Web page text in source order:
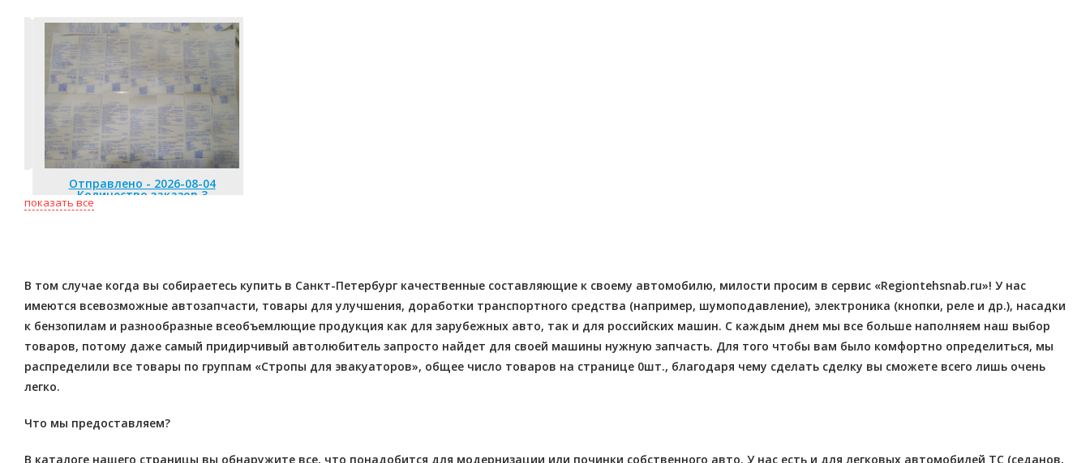
Отправлено - 2026-08-04
Количество заказов 3
показать все
В том случае когда вы собираетесь купить в Санкт-Петербург качественные составляющие к своему автомобилю, милости просим в сервис «Regiontehsnab.ru»! У нас
имеются всевозможные автозапчасти, товары для улучшения, доработки транспортного средства (например, шумоподавление), электроника (кнопки, реле и др.), насадки
к бензопилам и разнообразные всеобъемлющие продукция как для зарубежных авто, так и для российских машин. С каждым днем мы все больше наполняем наш выбор
товаров, потому даже самый придирчивый автолюбитель запросто найдет для своей машины нужную запчасть. Для того чтобы вам было комфортно определиться, мы
распределили все товары по группам «Стропы для эвакуаторов», общее число товаров на странице 0шт., благодаря чему сделать сделку вы сможете всего лишь очень
легко.
Что мы предоставляем?
В каталоге нашего страницы вы обнаружите все, что понадобится для модернизации или починки собственного авто. У нас есть и для легковых автомобилей ТС (седанов,